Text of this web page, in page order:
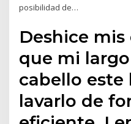
posibilidad de…
Deshice mis
que mi
cabello este
lavarlo de